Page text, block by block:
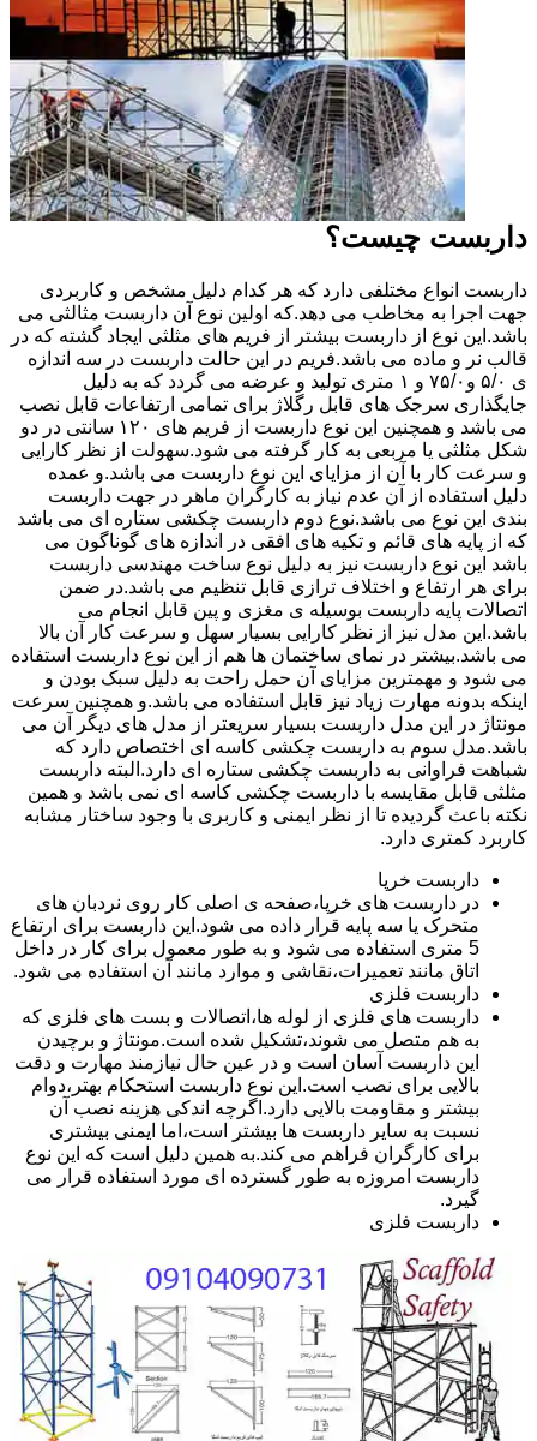
داربست چیست؟
داربست انواع مختلفی دارد که هر کدام دلیل مشخص و کاربردی
جهت اجرا به مخاطب می دهد.که اولین نوع آن داربست مثالثی می
باشد.این نوع از داربست بیشتر از فریم های مثلثی ایجاد گشته که در
قالب نر و ماده می باشد.فریم در این حالت داربست در سه اندازه
ی ۵/۰ و۷۵/۰ و ۱ متری تولید و عرضه می گردد که به دلیل
جایگذاری سرجک های قابل رگلاژ برای تمامی ارتفاعات قابل نصب
می باشد و همچنین این نوع داربست از فریم های ۱۲۰ سانتی در دو
شکل مثلثی یا مربعی به کار گرفته می شود.سهولت از نظر کارایی
و سرعت کار با آن از مزایای این نوع داربست می باشد.و عمده
دلیل استفاده از آن عدم نیاز به کارگران ماهر در جهت داربست
بندی این نوع می باشد.نوع دوم داربست چکشی ستاره ای می باشد
که از پایه های قائم و تکیه های افقی در اندازه های گوناگون می
باشد این نوع داربست نیز به دلیل نوع ساخت مهندسی داربست
برای هر ارتفاع و اختلاف ترازی قابل تنظیم می باشد.در ضمن
اتصالات پایه داربست بوسیله ی مغزی و پین قابل انجام می
باشد.این مدل نیز از نظر کارایی بسیار سهل و سرعت کار آن بالا
می باشد.بیشتر در نمای ساختمان ها هم از این نوع داربست استفاده
می شود و مهمترین مزایای آن حمل راحت به دلیل سبک بودن و
اینکه بدونه مهارت زیاد نیز قابل استفاده می باشد.و همچنین سرعت
مونتاژ در این مدل داربست بسیار سریعتر از مدل های دیگر آن می
باشد.مدل سوم به داربست چکشی کاسه ای اختصاص دارد که
شباهت فراوانی به داربست چکشی ستاره ای دارد.البته داربست
مثلثی قابل مقایسه با داربست چکشی کاسه ای نمی باشد و همین
نکته باعث گردیده تا از نظر ایمنی و کاربری با وجود ساختار مشابه
کاربرد کمتری دارد.
داربست خرپا
در داربست های خرپا،صفحه ی اصلی کار روی نردبان های
متحرک یا سه پایه قرار داده می شود.این داربست برای ارتفاع
5 متری استفاده می شود و به طور معمول برای کار در داخل
اتاق مانند تعمیرات،نقاشی و موارد مانند آن استفاده می شود.
داربست فلزی
داربست های فلزی از لوله ها،اتصالات و بست های فلزی که
به هم متصل می شوند،تشکیل شده است.مونتاژ و برچیدن
این داربست آسان است و در عین حال نیازمند مهارت و دقت
بالایی برای نصب است.این نوع داربست استحکام بهتر،دوام
بیشتر و مقاومت بالایی دارد.اگرچه اندکی هزینه نصب آن
نسبت به سایر داربست ها بیشتر است،اما ایمنی بیشتری
برای کارگران فراهم می کند.به همین دلیل است که این نوع
داربست امروزه به طور گسترده ای مورد استفاده قرار می
گیرد.
داربست فلزی